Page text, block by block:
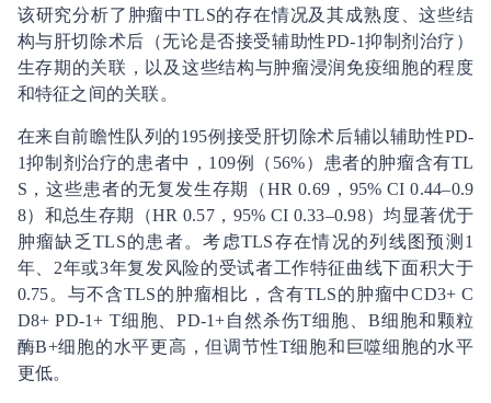
该研究分析了肿瘤中TLS的存在情况及其成熟度、这些结
构与肝切除术后（无论是否接受辅助性PD-1抑制剂治疗）
生存期的关联，以及这些结构与肿瘤浸润免疫细胞的程度
和特征之间的关联。
在来自前瞻性队列的195例接受肝切除术后辅以辅助性PD-
1抑制剂治疗的患者中，109例（56%）患者的肿瘤含有TL
S，这些患者的无复发生存期（HR 0.69，95% CI 0.44–0.9
8）和总生存期（HR 0.57，95% CI 0.33–0.98）均显著优于
肿瘤缺乏TLS的患者。考虑TLS存在情况的列线图预测1
年、2年或3年复发风险的受试者工作特征曲线下面积大于
0.75。与不含TLS的肿瘤相比，含有TLS的肿瘤中CD3+ C
D8+ PD-1+ T细胞、PD-1+自然杀伤T细胞、B细胞和颗粒
酶B+细胞的水平更高，但调节性T细胞和巨噬细胞的水平
更低。